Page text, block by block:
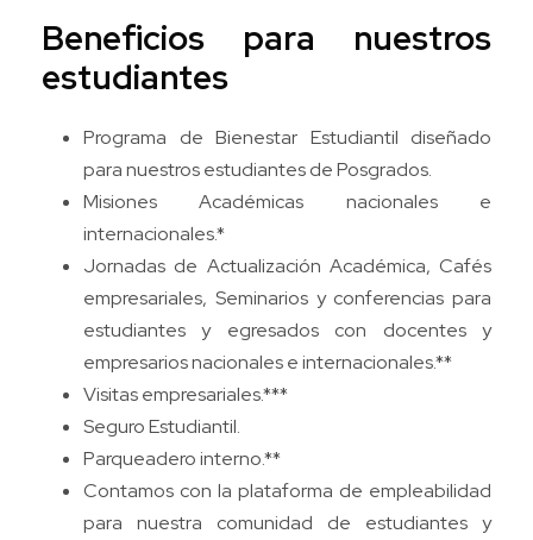
Beneficios para nuestros
estudiantes
Programa de Bienestar Estudiantil diseñado
para nuestros estudiantes de Posgrados.
Misiones Académicas nacionales e
internacionales.*
Jornadas de Actualización Académica, Cafés
empresariales, Seminarios y conferencias para
estudiantes y egresados con docentes y
empresarios nacionales e internacionales.**
Visitas empresariales.***
Seguro Estudiantil.
Parqueadero interno.**
Contamos con la plataforma de empleabilidad
para nuestra comunidad de estudiantes y